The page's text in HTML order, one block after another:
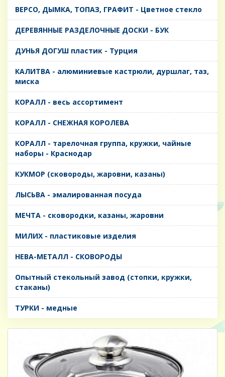
ВЕРСО, ДЫМКА, ТОПАЗ, ГРАФИТ - Цветное стекло
ДЕРЕВЯННЫЕ РАЗДЕЛОЧНЫЕ ДОСКИ - БУК
ДУНЬЯ ДОГУШ пластик - Турция
КАЛИТВА - алюминиевые кастрюли, дуршлаг, таз,
миска
КОРАЛЛ - весь ассортимент
КОРАЛЛ - СНЕЖНАЯ КОРОЛЕВА
КОРАЛЛ - тарелочная группа, кружки, чайные
наборы - Краснодар
КУКМОР (сковороды, жаровни, казаны)
ЛЫСЬВА - эмалированная посуда
МЕЧТА - сковородки, казаны, жаровни
МИЛИХ - пластиковые изделия
НЕВА-МЕТАЛЛ - СКОВОРОДЫ
Опытный стекольный завод (стопки, кружки,
стаканы)
ТУРКИ - медные